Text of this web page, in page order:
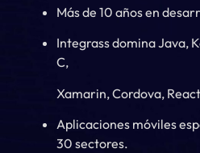
Más de 10 años en
Integrass domina Java,
C,
Xamarin, Cordova,
Aplicaciones móviles
30 sectores.